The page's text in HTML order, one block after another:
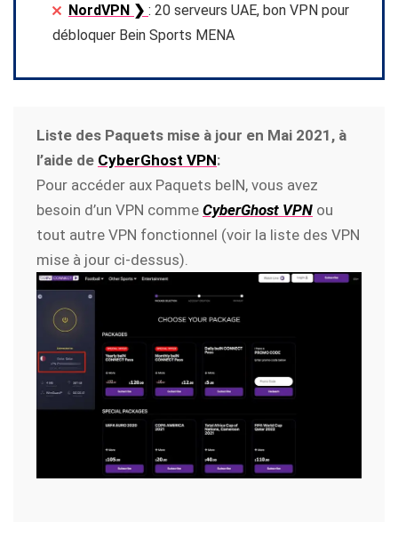
NordVPN ❯ : 20 serveurs UAE, bon VPN pour
débloquer Bein Sports MENA
Liste des Paquets mise à jour en Mai 2021, à
l’aide de CyberGhost VPN:
Pour accéder aux Paquets beIN, vous avez
besoin d’un VPN comme CyberGhost VPN ou
tout autre VPN fonctionnel (voir la liste des VPN
mise à jour ci-dessus).